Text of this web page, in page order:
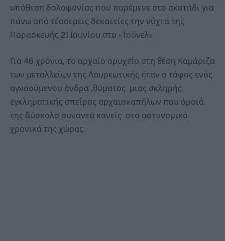
υπόθεση δολοφονίας που παρέμενε στο σκοτάδι για
πάνω από τέσσερεις δεκαετίες την νύχτα της
Παρασκευής 21 Ιουνίου στο «Τούνελ»
Για 46 χρόνια, το αρχαίο ορυχείο στη θέση Καμάριζα
των μεταλλείων της Λαυρεωτικής ήταν ο τάφος ενός
αγνοούμενου άνδρα ,θύματος μιας σκληρής
εγκληματικής σπείρας αρχαιοκαπήλων που όμοιά
της δύσκολα συναντά κανείς στα αστυνομικά
χρονικά της χώρας.